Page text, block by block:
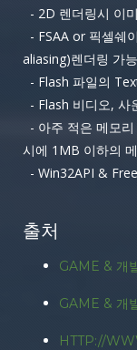
- 2D 렌더링시 이
- FSAA or 픽셀쉐
aliasing)렌더링 가능
- Flash 파일의
- Flash 비디오, 사
- 아주 적은 메모
시에 1MB 이하의
- Win32API &
출처
GAME & 개
GAME & 개
HTTP://